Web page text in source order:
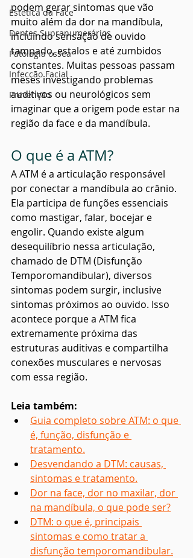
Estética da Face
Dentes Supranumerários
Patologia óssea
Infecção Facial
Prevenção
podem gerar sintomas que vão
muito além da dor na mandíbula,
incluindo sensação de ouvido
tampado, estalos e até zumbidos
constantes. Muitas pessoas passam
meses investigando problemas
auditivos ou neurológicos sem
imaginar que a origem pode estar na
região da face e da mandíbula.
O que é a ATM?
A ATM é a articulação responsável
por conectar a mandíbula ao crânio.
Ela participa de funções essenciais
como mastigar, falar, bocejar e
engolir. Quando existe algum
desequilíbrio nessa articulação,
chamado de DTM (Disfunção
Temporomandibular), diversos
sintomas podem surgir, inclusive
sintomas próximos ao ouvido. Isso
acontece porque a ATM fica
extremamente próxima das
estruturas auditivas e compartilha
conexões musculares e nervosas
com essa região.
Leia também:
Guia completo sobre ATM: o que
é, função, disfunção e
tratamento.
Desvendando a DTM: causas,
sintomas e tratamento.
Dor na face, dor no maxilar, dor
na mandíbula, o que pode ser?
DTM: o que é, principais
sintomas e como tratar a
disfunção temporomandibular.